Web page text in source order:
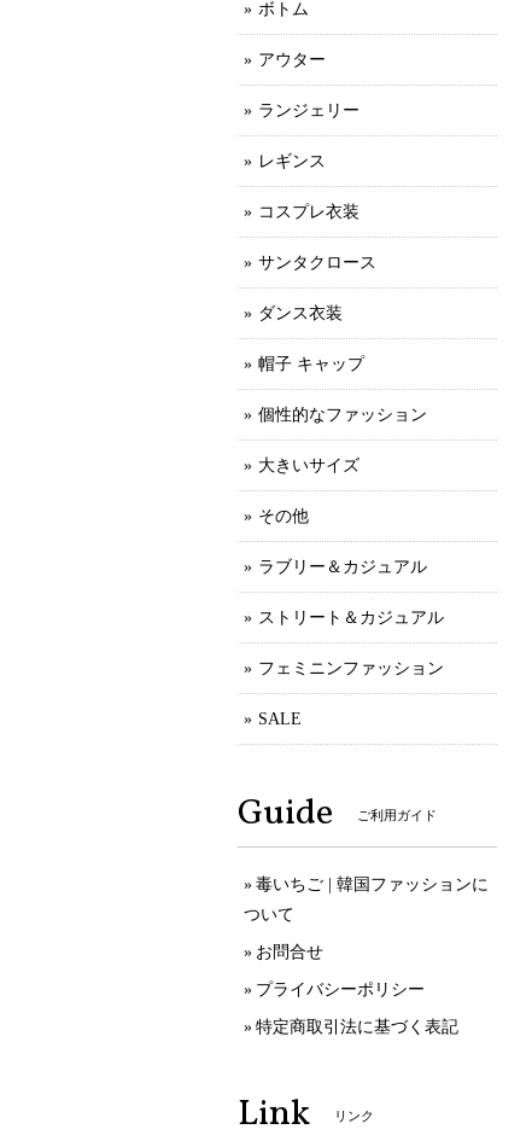
ボトム
アウター
ランジェリー
レギンス
コスプレ衣装
サンタクロース
ダンス衣装
帽子 キャップ
個性的なファッション
大きいサイズ
その他
ラブリー＆カジュアル
ストリート＆カジュアル
フェミニンファッション
SALE
Guide ご利用ガイド
毒いちご | 韓国ファッションに
ついて
お問合せ
プライバシーポリシー
特定商取引法に基づく表記
Link リンク